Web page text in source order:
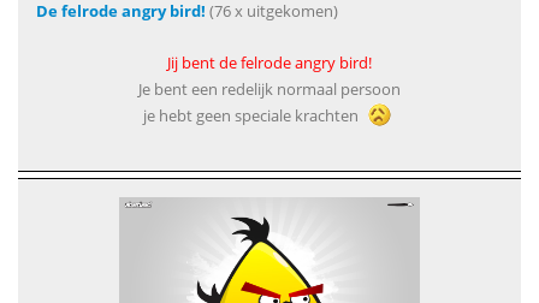
De felrode angry bird! (76 x uitgekomen)
Jij bent de felrode angry bird!
Je bent een redelijk normaal persoon
je hebt geen speciale krachten